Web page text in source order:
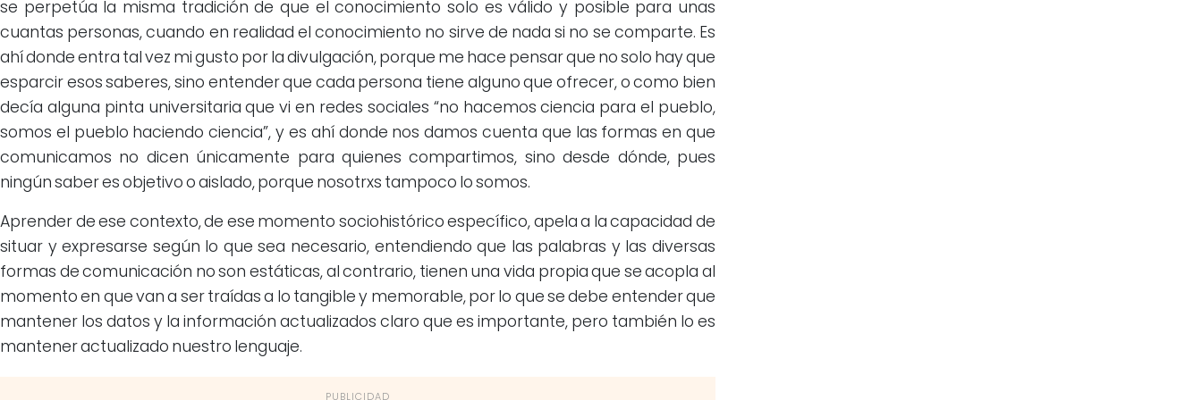
se perpetúa la misma tradición de que el conocimiento solo es válido y posible para unas
cuantas personas, cuando en realidad el conocimiento no sirve de nada si no se comparte. Es
ahí donde entra tal vez mi gusto por la divulgación, porque me hace pensar que no solo hay que
esparcir esos saberes, sino entender que cada persona tiene alguno que ofrecer, o como bien
decía alguna pinta universitaria que vi en redes sociales “no hacemos ciencia para el pueblo,
somos el pueblo haciendo ciencia”, y es ahí donde nos damos cuenta que las formas en que
comunicamos no dicen únicamente para quienes compartimos, sino desde dónde, pues
ningún saber es objetivo o aislado, porque nosotrxs tampoco lo somos.
Aprender de ese contexto, de ese momento sociohistórico específico, apela a la capacidad de
situar y expresarse según lo que sea necesario, entendiendo que las palabras y las diversas
formas de comunicación no son estáticas, al contrario, tienen una vida propia que se acopla al
momento en que van a ser traídas a lo tangible y memorable, por lo que se debe entender que
mantener los datos y la información actualizados claro que es importante, pero también lo es
mantener actualizado nuestro lenguaje.
PUBLICIDAD